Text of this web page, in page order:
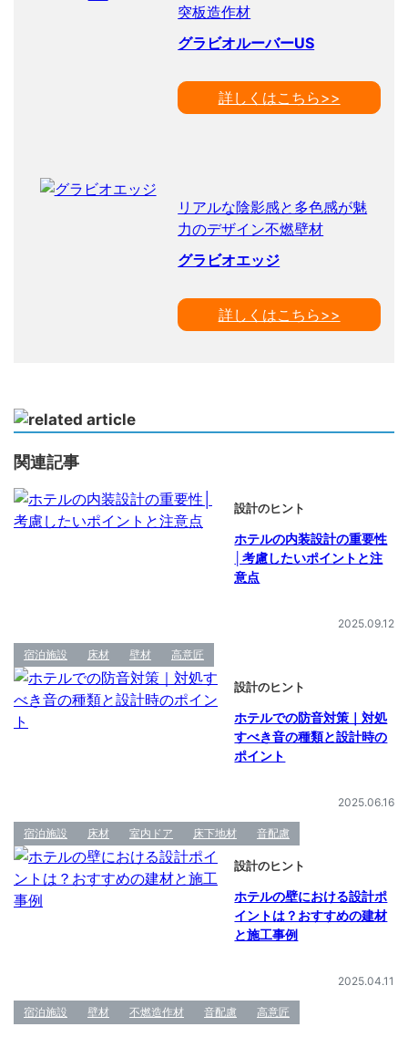
突板造作材
グラビオルーバーUS
詳しくはこちら>>
リアルな陰影感と多色感が魅
力のデザイン不燃壁材
グラビオエッジ
詳しくはこちら>>
関連記事
設計のヒント
ホテルの内装設計の重要性
│考慮したいポイントと注
意点
2025.09.12
宿泊施設 床材 壁材 高意匠
設計のヒント
ホテルでの防音対策｜対処
すべき音の種類と設計時の
ポイント
2025.06.16
宿泊施設 床材 室内ドア 床下地材 音配慮
設計のヒント
ホテルの壁における設計ポ
イントは？おすすめの建材
と施工事例
2025.04.11
宿泊施設 壁材 不燃造作材 音配慮 高意匠